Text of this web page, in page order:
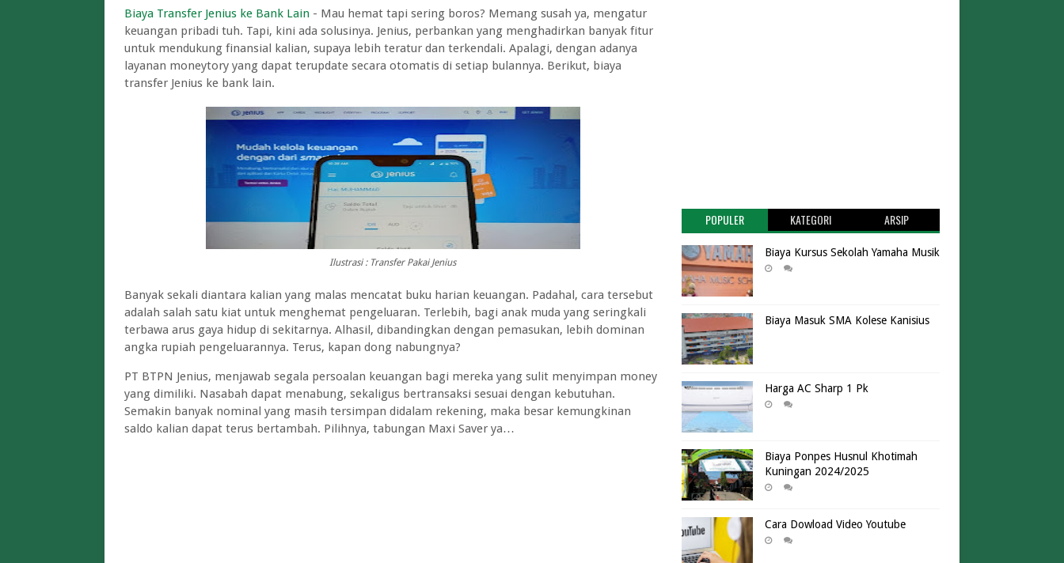
Limit dan Tips War Pintar BI 2026 Agar Kebagian Tukar Uang Baru Tanpa Gagal
Limit dan Biaya Tukar Uang Baru THR 2026 di Bank Pintar Lengkap Nominal Maksimal
Cara Tukar Uang Baru di Bank Indonesia (BI) Online
Biaya Transfer Jenius ke Bank Lain - Mau hemat tapi sering boros? Memang susah ya, mengatur
keuangan pribadi tuh. Tapi, kini ada solusinya. Jenius, perbankan yang menghadirkan banyak fitur
untuk mendukung finansial kalian, supaya lebih teratur dan terkendali. Apalagi, dengan adanya
layanan moneytory yang dapat terupdate secara otomatis di setiap bulannya. Berikut, biaya
transfer Jenius ke bank lain.
Ilustrasi : Transfer Pakai Jenius
Banyak sekali diantara kalian yang malas mencatat buku harian keuangan. Padahal, cara tersebut
adalah salah satu kiat untuk menghemat pengeluaran. Terlebih, bagi anak muda yang seringkali
terbawa arus gaya hidup di sekitarnya. Alhasil, dibandingkan dengan pemasukan, lebih dominan
angka rupiah pengeluarannya. Terus, kapan dong nabungnya?
PT BTPN Jenius, menjawab segala persoalan keuangan bagi mereka yang sulit menyimpan money
yang dimiliki. Nasabah dapat menabung, sekaligus bertransaksi sesuai dengan kebutuhan.
Semakin banyak nominal yang masih tersimpan didalam rekening, maka besar kemungkinan
saldo kalian dapat terus bertambah. Pilihnya, tabungan Maxi Saver ya…
POPULER KATEGORI ARSIP
Biaya Kursus Sekolah Yamaha Musik
Biaya Masuk SMA Kolese Kanisius
Harga AC Sharp 1 Pk
Biaya Ponpes Husnul Khotimah
Kuningan 2024/2025
Cara Dowload Video Youtube